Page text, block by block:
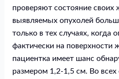
проверяют состояние своих
выявляемых опухолей
только в тех случаях, когда
фактически на поверхности
пациентка имеет шанс
размером 1,2-1,5 см. Во всех